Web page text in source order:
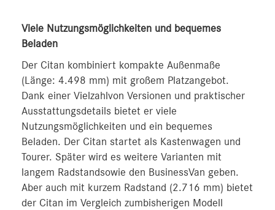
Viele Nutzungsmöglichkeiten und bequemes
Beladen
Der Citan kombiniert kompakte Außenmaße
(Länge: 4.498 mm) mit großem Platzangebot.
Dank einer Vielzahlvon Versionen und praktischer
Ausstattungsdetails bietet er viele
Nutzungsmöglichkeiten und ein bequemes
Beladen. Der Citan startet als Kastenwagen und
Tourer. Später wird es weitere Varianten mit
langem Radstandsowie den BusinessVan geben.
Aber auch mit kurzem Radstand (2.716 mm) bietet
der Citan im Vergleich zumbisherigen Modell